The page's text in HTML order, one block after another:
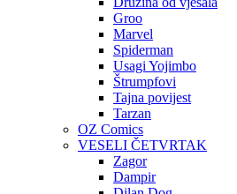
Groo
Marvel
Spiderman
Usagi Yojimbo
Štrumpfovi
Tajna povijest
Tarzan
OZ Comics
VESELI ČETVRTAK
Zagor
Dampir